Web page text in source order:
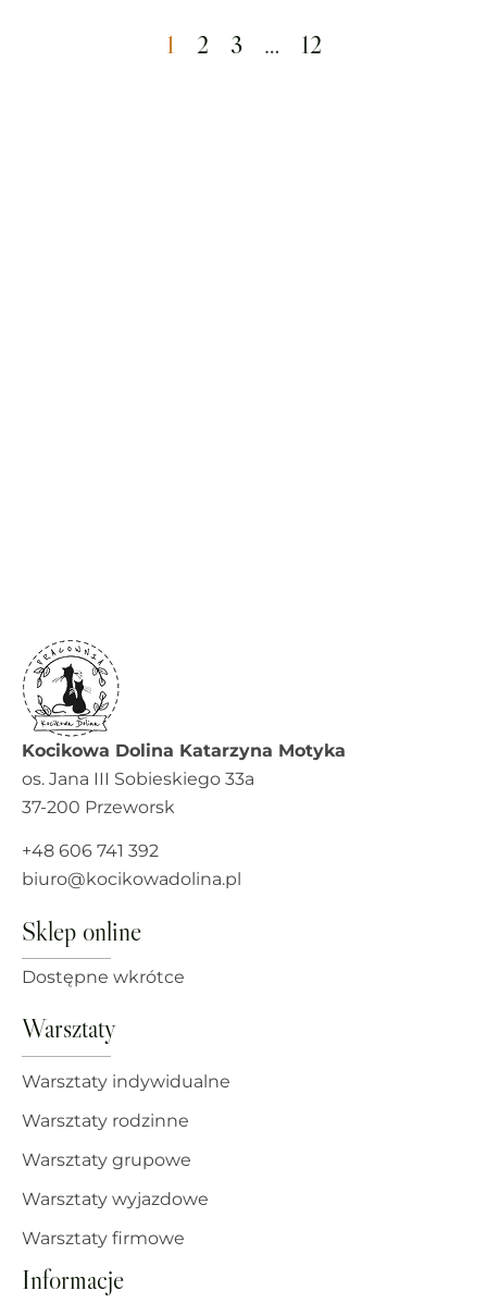
1 2 3 … 12
Kocikowa Dolina Katarzyna Motyka
os. Jana III Sobieskiego 33a
37-200 Przeworsk
+48 606 741 392
biuro@kocikowadolina.pl
Sklep online
Dostępne wkrótce
Warsztaty
Warsztaty indywidualne
Warsztaty rodzinne
Warsztaty grupowe
Warsztaty wyjazdowe
Warsztaty firmowe
Informacje